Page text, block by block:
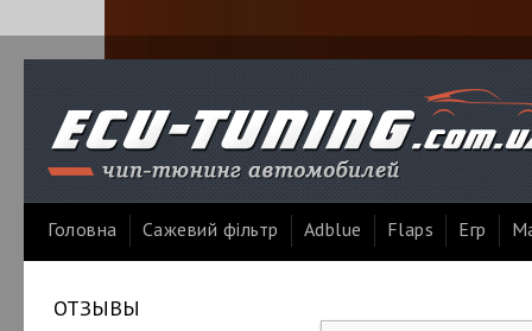
Головна Сажевий фільтр Adblue Flaps Егр
ОТЗЫВЫ